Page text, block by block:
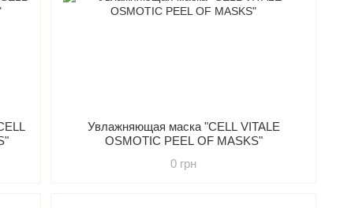
Увлажняющая маска "CELL VITALE
OSMOTIC PEEL OF MASKS"
0 грн